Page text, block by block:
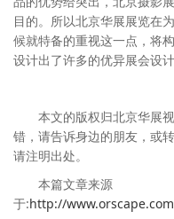
目的。所以北京华展展览在
候就特备的重视这一点，将
设计出了许多的优异展会设计
本文的版权归北京华展
错，请告诉身边的朋友，或
请注明出处。
本篇文章来源
于:http://